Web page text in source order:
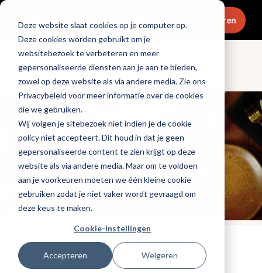
Deze website slaat cookies op je computer op.
Deze cookies worden gebruikt om je
websitebezoek te verbeteren en meer
gepersonaliseerde diensten aan je aan te bieden,
zowel op deze website als via andere media. Zie ons
Privacybeleid voor meer informatie over de cookies
die we gebruiken.
Wij volgen je sitebezoek niet indien je de cookie
policy niet accepteert. Dit houd in dat je geen
gepersonaliseerde content te zien krijgt op deze
website als via andere media. Maar om te voldoen
aan je voorkeuren moeten we één kleine cookie
gebruiken zodat je niet vaker wordt gevraagd om
deze keus te maken.
Cookie-instellingen
Accepteren Weigeren
Menu Abonneren
Culinair & chefs
Tags:chefs
Gepubliceerd op: 15 februari 2021